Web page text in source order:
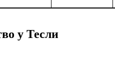
у Тесли